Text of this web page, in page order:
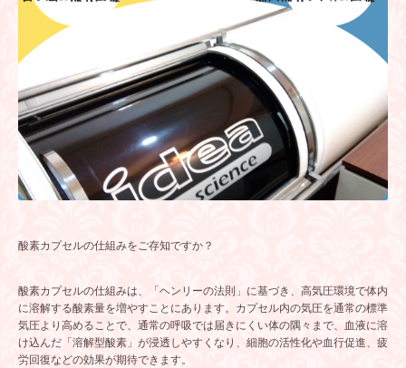
酸素カプセルの仕組みをご存知ですか？
酸素カプセルの仕組みは、「ヘンリーの法則」に基づき、高気圧環境で体内
に溶解する酸素量を増やすことにあります。カプセル内の気圧を通常の標準
気圧より高めることで、通常の呼吸では届きにくい体の隅々まで、血液に溶
け込んだ「溶解型酸素」が浸透しやすくなり、細胞の活性化や血行促進、疲
労回復などの効果が期待できます。